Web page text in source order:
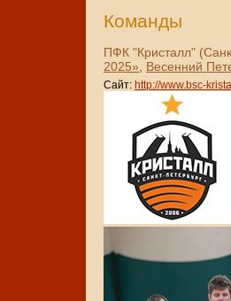
Команды
ПФК "Кристалл"
2025»
Весенний
Сайт: http://www.bsc-